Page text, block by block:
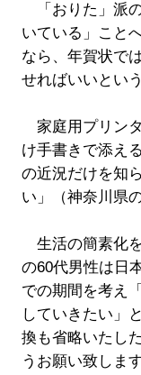
「おりた」派
いている」こと
なら、年賀状で
せればいいとい
家庭用プリン
け手書きで添え
の近況だけを知
い」（神奈川県
生活の簡素化
の60代男性は日
での期間を考え
していきたい」
換も省略いたし
うお願い致しま